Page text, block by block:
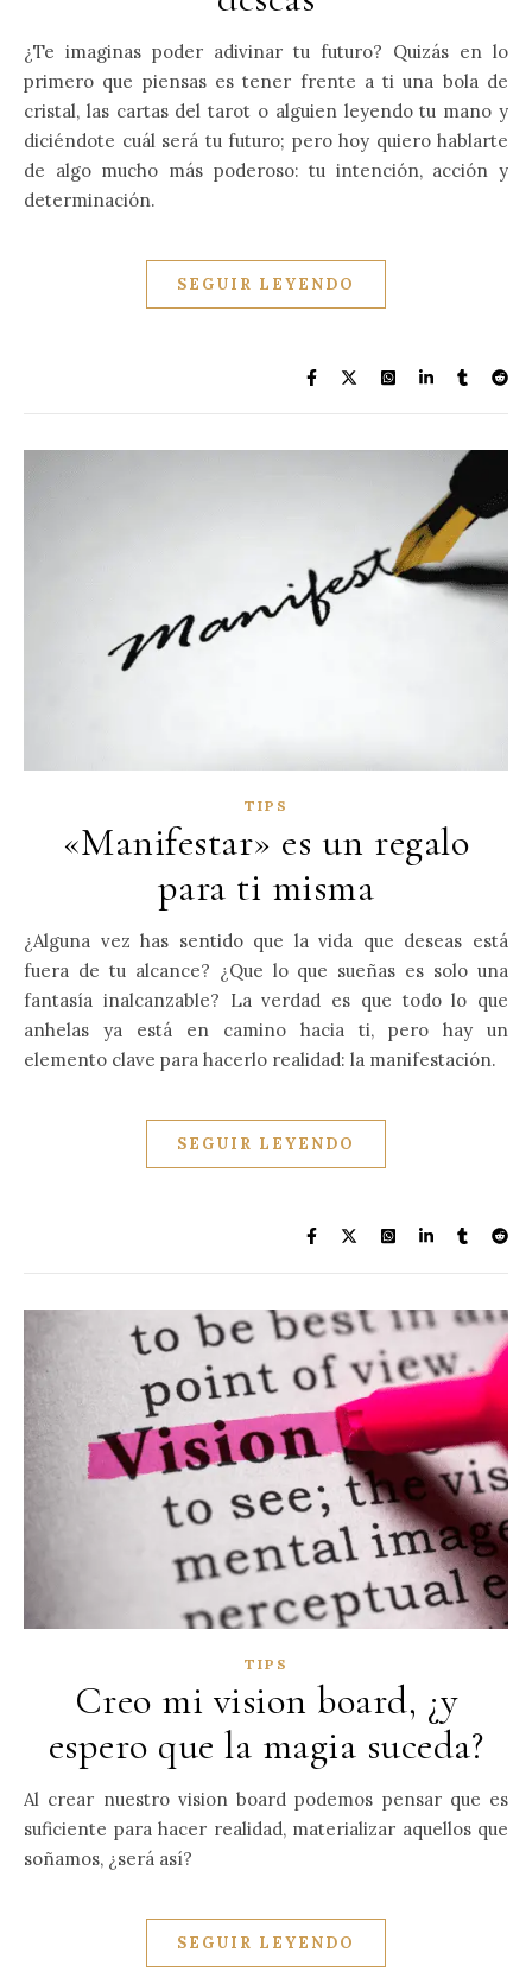
¿Te imaginas poder adivinar tu futuro? Quizás en lo
primero que piensas es tener frente a ti una bola de
cristal, las cartas del tarot o alguien leyendo tu mano y
diciéndote cuál será tu futuro; pero hoy quiero hablarte
de algo mucho más poderoso: tu intención, acción y
determinación.
SEGUIR LEYENDO
TIPS
«Manifestar» es un regalo
para ti misma
¿Alguna vez has sentido que la vida que deseas está
fuera de tu alcance? ¿Que lo que sueñas es solo una
fantasía inalcanzable? La verdad es que todo lo que
anhelas ya está en camino hacia ti, pero hay un
elemento clave para hacerlo realidad: la manifestación.
SEGUIR LEYENDO
TIPS
Creo mi vision board, ¿y
espero que la magia suceda?
Al crear nuestro vision board podemos pensar que es
suficiente para hacer realidad, materializar aquellos que
soñamos, ¿será así?
SEGUIR LEYENDO